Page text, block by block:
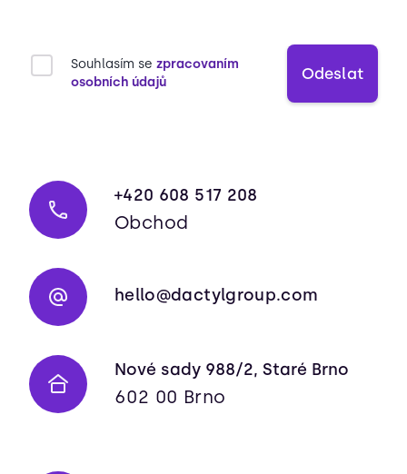
Souhlasím se zpracovaním
osobních údajů
Odeslat
+420 608 517 208
Obchod
hello@dactylgroup.com
Nové sady 988/2, Staré Brno
602 00 Brno